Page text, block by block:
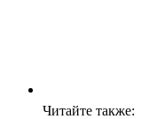
Читайте также: